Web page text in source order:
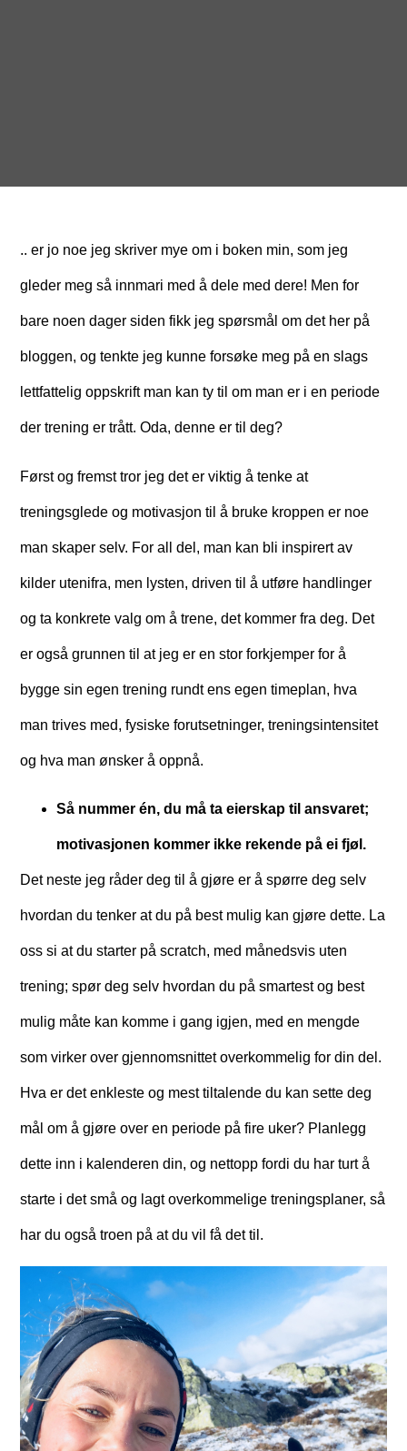
.. er jo noe jeg skriver mye om i boken min, som jeg
gleder meg så innmari med å dele med dere! Men for
bare noen dager siden fikk jeg spørsmål om det her på
bloggen, og tenkte jeg kunne forsøke meg på en slags
lettfattelig oppskrift man kan ty til om man er i en periode
der trening er trått. Oda, denne er til deg?
Først og fremst tror jeg det er viktig å tenke at
treningsglede og motivasjon til å bruke kroppen er noe
man skaper selv. For all del, man kan bli inspirert av
kilder utenifra, men lysten, driven til å utføre handlinger
og ta konkrete valg om å trene, det kommer fra deg. Det
er også grunnen til at jeg er en stor forkjemper for å
bygge sin egen trening rundt ens egen timeplan, hva
man trives med, fysiske forutsetninger, treningsintensitet
og hva man ønsker å oppnå.
Så nummer én, du må ta eierskap til ansvaret;
motivasjonen kommer ikke rekende på ei fjøl.
Det neste jeg råder deg til å gjøre er å spørre deg selv
hvordan du tenker at du på best mulig kan gjøre dette. La
oss si at du starter på scratch, med månedsvis uten
trening; spør deg selv hvordan du på smartest og best
mulig måte kan komme i gang igjen, med en mengde
som virker over gjennomsnittet overkommelig for din del.
Hva er det enkleste og mest tiltalende du kan sette deg
mål om å gjøre over en periode på fire uker? Planlegg
dette inn i kalenderen din, og nettopp fordi du har turt å
starte i det små og lagt overkommelige treningsplaner, så
har du også troen på at du vil få det til.